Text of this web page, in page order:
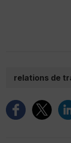
relations de